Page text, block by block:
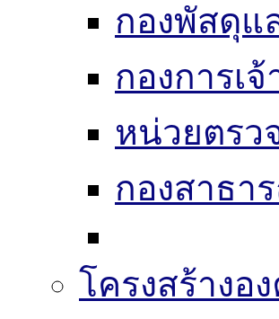
กองพัสดุแ
กองการเ
หน่วยตรว
กองสาธา
โครงสร้างอ